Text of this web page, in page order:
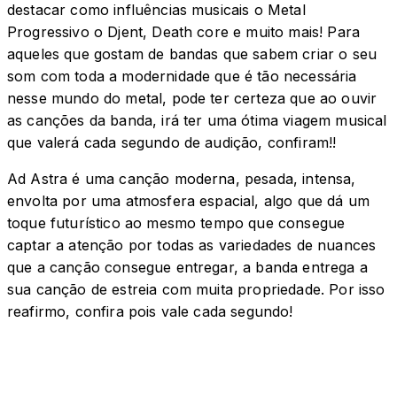
destacar como influências musicais o Metal
Progressivo o Djent, Death core e muito mais! Para
aqueles que gostam de bandas que sabem criar o seu
som com toda a modernidade que é tão necessária
nesse mundo do metal, pode ter certeza que ao ouvir
as canções da banda, irá ter uma ótima viagem musical
que valerá cada segundo de audição, confiram!!
Ad Astra é uma canção moderna, pesada, intensa,
envolta por uma atmosfera espacial, algo que dá um
toque futurístico ao mesmo tempo que consegue
captar a atenção por todas as variedades de nuances
que a canção consegue entregar, a banda entrega a
sua canção de estreia com muita propriedade. Por isso
reafirmo, confira pois vale cada segundo!